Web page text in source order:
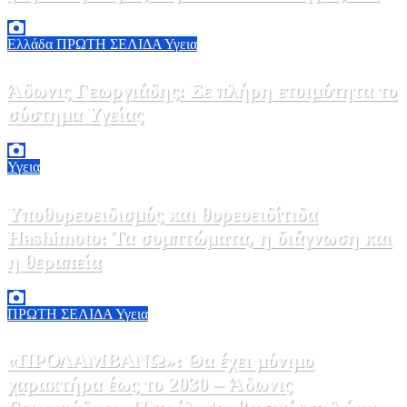
ΕΟΔΥ
Ελλάδα ΠΡΩΤΗ ΣΕΛΙΔΑ Υγεια
Άδωνις Γεωργιάδης: Σε πλήρη ετοιμότητα το
σύστημα Υγείας
Υγεια
Υποθυρεοειδισμός και θυρεοειδίτιδα
Hashimoto: Τα συμπτώματα, η διάγνωση και
η θεραπεία
ΠΡΩΤΗ ΣΕΛΙΔΑ Υγεια
«ΠΡΟΛΑΜΒΑΝΩ»: Θα έχει μόνιμο
χαρακτήρα έως το 2030 – Άδωνις